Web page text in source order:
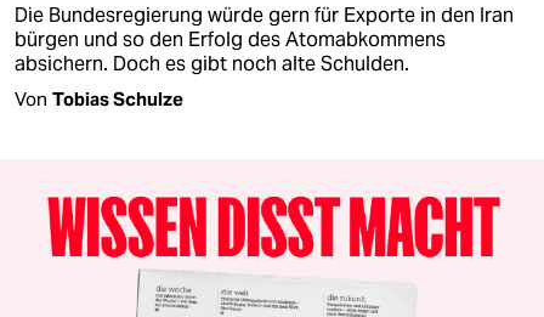
Die Bundesregierung würde gern für Exporte in den Iran
bürgen und so den Erfolg des Atomabkommens
absichern. Doch es gibt noch alte Schulden.
Von Tobias Schulze